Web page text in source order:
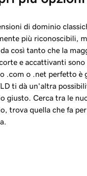
di dominio
più riconoscibili,
così tanto che la
e accattivanti sono
.com o .net perfetto è
ti dà un'altra
giusto. Cerca tra le
trova quella che fa